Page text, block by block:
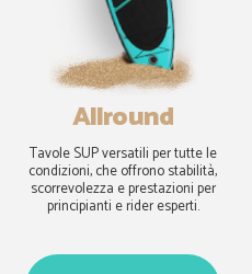
Allround
Tavole SUP versatili per tutte le
condizioni, che offrono stabilità,
scorrevolezza e prestazioni per
principianti e rider esperti.